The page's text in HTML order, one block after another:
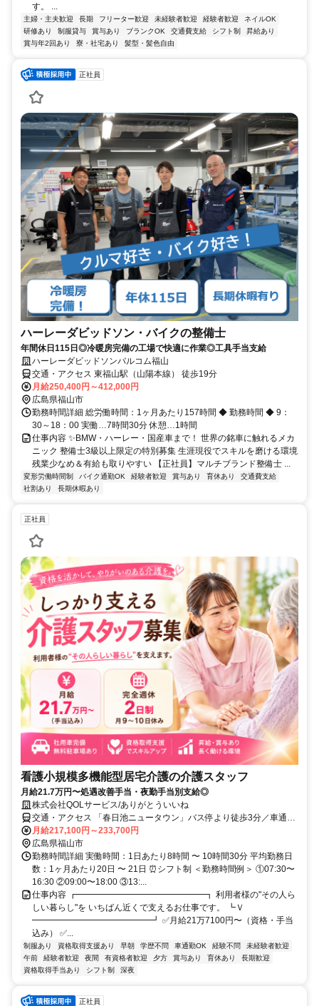
す。 ...
主婦・主夫歓迎 長期 フリーター歓迎 未経験者歓迎 経験者歓迎
ネイルOK
研修あり
制服貸与 賞与あり ブランクOK 交通費支給 シフト制
昇給あり
賞与年2回あり
寮・社宅あり 髪型・髪色自由
正社員
ハーレーダビッドソン・バイクの整備士
年間休日115日◎冷暖房完備の工場で快適に作業◎工具手当支給
ハーレーダビッドソンバルコム福山
交通・アクセス 東福山駅（山陽本線） 徒歩19分
月給250,400円～412,000円
広島県福山市
勤務時間詳細 総労働時間：1ヶ月あたり157時間 ◆ 勤務時間 ◆ 9：
30～18：00 実働…7時間30分 休憩…1時間
仕事内容 ✨BMW・ハーレー・国産車まで！ 世界の銘車に触れるメカ
ニック 整備士3級以上限定の特別募集 生涯現役でスキルを磨ける環境
残業少なめ＆有給も取りやすい 【正社員】マルチブランド整備士 ...
変形労働時間制 バイク通勤OK 経験者歓迎 賞与あり 育休あり
交通費支給
社割あり
長期休暇あり
正社員
看護小規模多機能型居宅介護の介護スタッフ
月給21.7万円〜処遇改善手当・夜勤手当別支給◎
株式会社QOLサービス/ありがとういいね
交通・アクセス 「春日池ニュータウン」バス停より徒歩3分／車通勤
OK★無料駐車場あり
月給217,100円～233,700円
広島県福山市
勤務時間詳細 実働時間：1日あたり8時間 〜 10時間30分 平均勤務日
数：1ヶ月あたり20日 〜 21日 ⏰シフト制 ＜勤務時間例＞ ①07:30〜
16:30 ②09:00〜18:00 ③13:...
仕事内容 ┏━━━━━━━━━━━━━━━┓ 利用者様の"その人ら
しい暮らし"を いちばん近くで支えるお仕事です。 ┗Ｖ
━━━━━━━━━━━━━━┛ ✅月給21万7100円〜（資格・手当
込み） ✅...
制服あり 資格取得支援あり 早朝 学歴不問 車通勤OK 経験不問
未経験者歓迎
午前
経験者歓迎 夜間 有資格者歓迎 夕方 賞与あり 育休あり
長期歓迎
資格取得手当あり
シフト制 深夜
正社員